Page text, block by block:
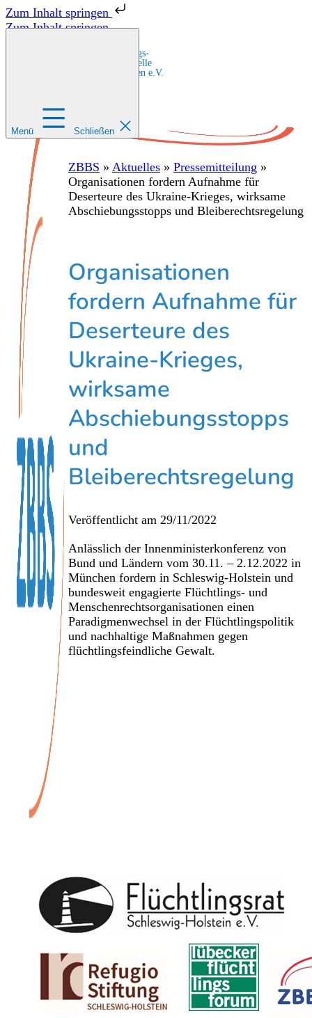
Zum Inhalt springen
Zum Inhalt springen
Zentrale Bildungs-
und Beratungsstelle
für Migrant:innen e.V.
Menü Schließen
ZBBS » Aktuelles » Pressemitteilung »
Organisationen fordern Aufnahme für
Deserteure des Ukraine-Krieges, wirksame
Abschiebungsstopps und Bleiberechtsregelung
Organisationen
fordern Aufnahme für
Deserteure des
Ukraine-Krieges,
wirksame
Abschiebungsstopps
und
Bleiberechtsregelung
Veröffentlicht am 29/11/2022
Anlässlich der Innenministerkonferenz von
Bund und Ländern vom 30.11. – 2.12.2022 in
München fordern in Schleswig-Holstein und
bundesweit engagierte Flüchtlings- und
Menschenrechtsorganisationen einen
Paradigmenwechsel in der Flüchtlingspolitik
und nachhaltige Maßnahmen gegen
flüchtlingsfeindliche Gewalt.